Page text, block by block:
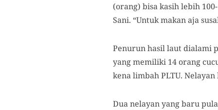
(orang) bisa kasih lebih
Sani. “Untuk makan aja
Penurun hasil laut dialami
yang memiliki 14 orang
kena limbah PLTU.
Dua nelayan yang baru